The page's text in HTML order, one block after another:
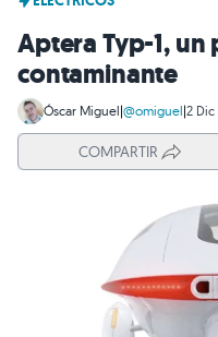
Aptera Typ-1,
contaminante
Óscar Miguel|@omiguel|2 Dic
COMPARTIR